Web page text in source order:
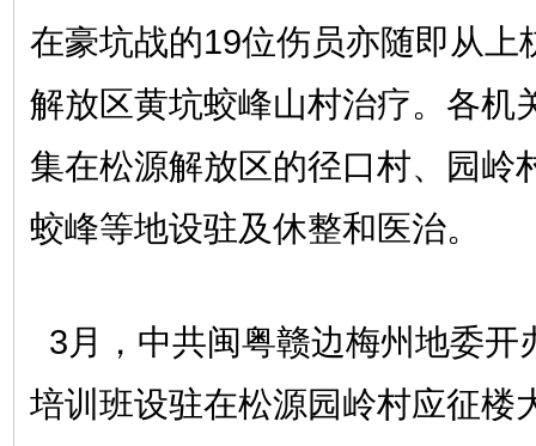
在豪坑战的19位伤员亦随即从上
解放区黄坑蛟峰山村治疗。各机
集在松源解放区的径口村、园岭
蛟峰等地设驻及休整和医治。
3月，中共闽粤赣边梅州地委开
培训班设驻在松源园岭村应征楼